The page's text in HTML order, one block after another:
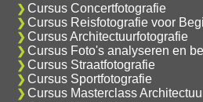
Cursus Concertfotografie
Cursus Reisfotografie voor
Cursus Architectuurfotografie
Cursus Foto's analyseren en
Cursus Straatfotografie
Cursus Sportfotografie
Cursus Masterclass